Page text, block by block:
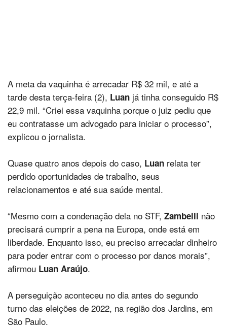
A meta da vaquinha é arrecadar R$ 32 mil, e até a
tarde desta terça-feira (2), Luan já tinha conseguido R$
22,9 mil. “Criei essa vaquinha porque o juiz pediu que
eu contratasse um advogado para iniciar o processo”,
explicou o jornalista.
Quase quatro anos depois do caso, Luan relata ter
perdido oportunidades de trabalho, seus
relacionamentos e até sua saúde mental.
“Mesmo com a condenação dela no STF, Zambelli não
precisará cumprir a pena na Europa, onde está em
liberdade. Enquanto isso, eu preciso arrecadar dinheiro
para poder entrar com o processo por danos morais”,
afirmou Luan Araújo.
A perseguição aconteceu no dia antes do segundo
turno das eleições de 2022, na região dos Jardins, em
São Paulo.